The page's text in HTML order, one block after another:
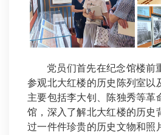
党员们首先在纪念馆楼前
参观北大红楼的历史陈列室以
主要包括李大钊、陈独秀等革
馆，深入了解北大红楼的历史
过一件件珍贵的历史文物和照